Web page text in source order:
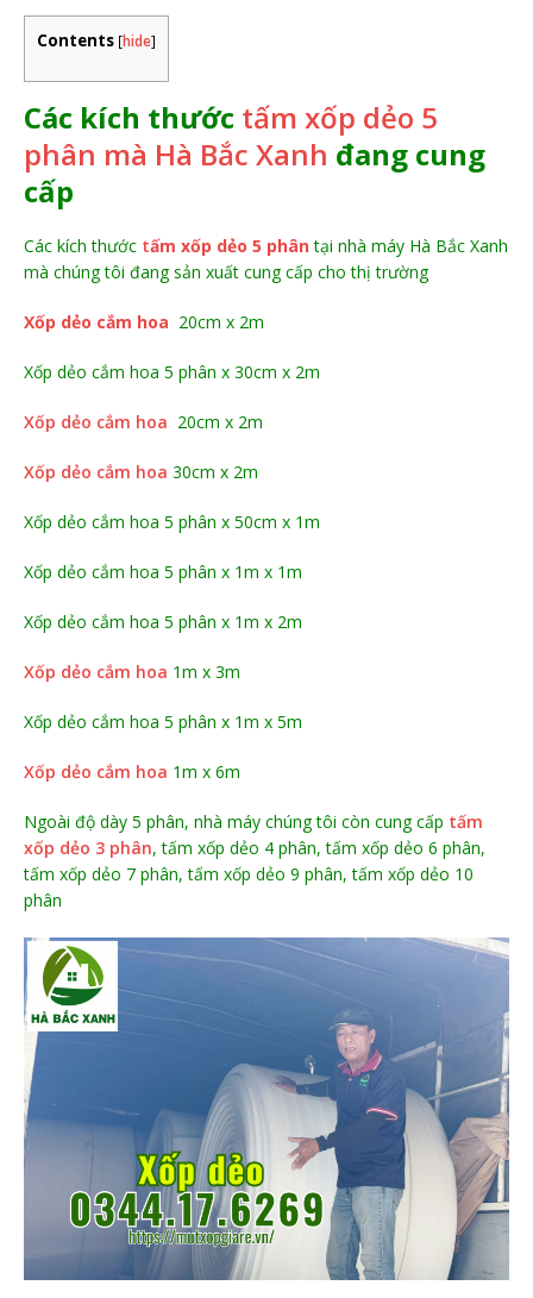
Contents [hide]
Các kích thước tấm xốp dẻo 5
phân mà Hà Bắc Xanh đang cung
cấp
Các kích thước tấm xốp dẻo 5 phân tại nhà máy Hà Bắc Xanh
mà chúng tôi đang sản xuất cung cấp cho thị trường
Xốp dẻo cắm hoa 20cm x 2m
Xốp dẻo cắm hoa 5 phân x 30cm x 2m
Xốp dẻo cắm hoa 20cm x 2m
Xốp dẻo cắm hoa 30cm x 2m
Xốp dẻo cắm hoa 5 phân x 50cm x 1m
Xốp dẻo cắm hoa 5 phân x 1m x 1m
Xốp dẻo cắm hoa 5 phân x 1m x 2m
Xốp dẻo cắm hoa 1m x 3m
Xốp dẻo cắm hoa 5 phân x 1m x 5m
Xốp dẻo cắm hoa 1m x 6m
Ngoài độ dày 5 phân, nhà máy chúng tôi còn cung cấp tấm
xốp dẻo 3 phân, tấm xốp dẻo 4 phân, tấm xốp dẻo 6 phân,
tấm xốp dẻo 7 phân, tấm xốp dẻo 9 phân, tấm xốp dẻo 10
phân